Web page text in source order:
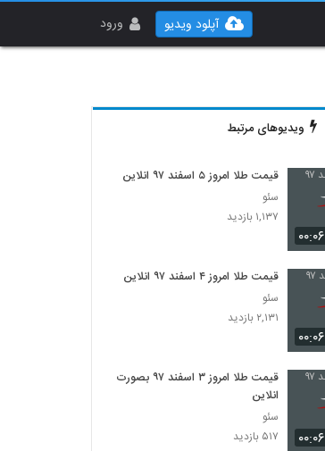
ورود آپلود ویدیو
ویدیوهای مرتبط
۰۰:۰۶
قیمت طلا امروز ۵ اسفند ۹۷ انلاین
سئو
۱,۱۳۷ بازدید
۰۰:۰۶
قیمت طلا امروز ۴ اسفند ۹۷ انلاین
سئو
۲,۱۳۱ بازدید
۰۰:۰۶
قیمت طلا امروز ۳ اسفند ۹۷ بصورت
انلاین
سئو
۵۱۷ بازدید